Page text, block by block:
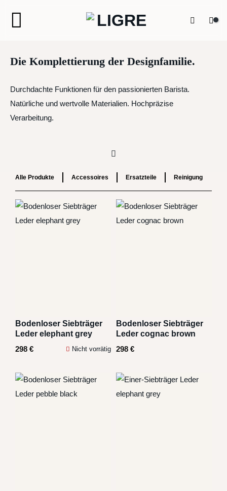
Die Komplettierung der Designfamilie.
Durchdachte Funktionen für den passionierten Barista.
Natürliche und wertvolle Materialien. Hochpräzise
Verarbeitung.
Alle Produkte Accessoires Ersatzteile Reinigung
Bodenloser Siebträger
Leder elephant grey
298 € Nicht vorrätig
Bodenloser Siebträger
Leder cognac brown
298 €